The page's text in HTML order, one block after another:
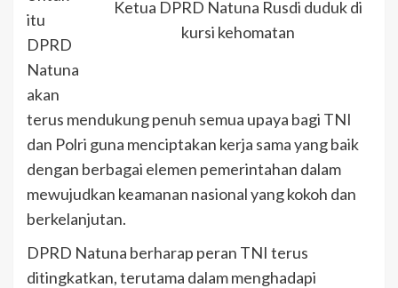
Ketua DPRD Natuna Rusdi duduk di
kursi kehomatan
itu
DPRD
Natuna
akan
terus mendukung penuh semua upaya bagi TNI
dan Polri guna menciptakan kerja sama yang baik
dengan berbagai elemen pemerintahan dalam
mewujudkan keamanan nasional yang kokoh dan
berkelanjutan.
DPRD Natuna berharap peran TNI terus
ditingkatkan, terutama dalam menghadapi